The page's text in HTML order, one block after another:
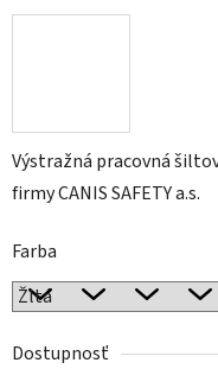
Výstražná pracovná
firmy CANIS SAFETY a.s.
Farba
Dostupnosť